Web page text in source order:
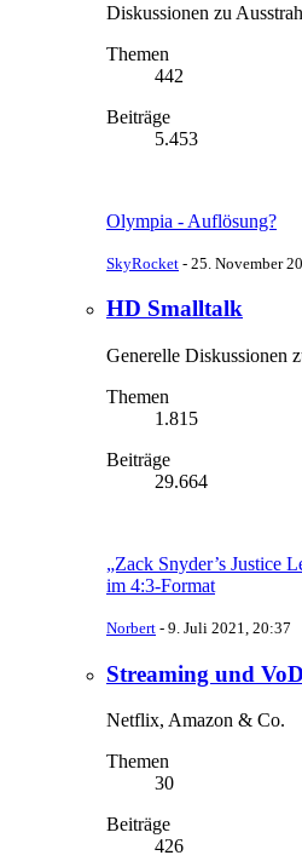
Diskussionen zu
Themen
442
Beiträge
5.453
Olympia - Auflösung?
SkyRocket - 25. November
HD Smalltalk
Generelle Diskussionen
Themen
1.815
Beiträge
29.664
„Zack Snyder’s Justice
im 4:3-Format
Norbert - 9. Juli 2021, 20:37
Streaming und
Netflix, Amazon & Co.
Themen
30
Beiträge
426